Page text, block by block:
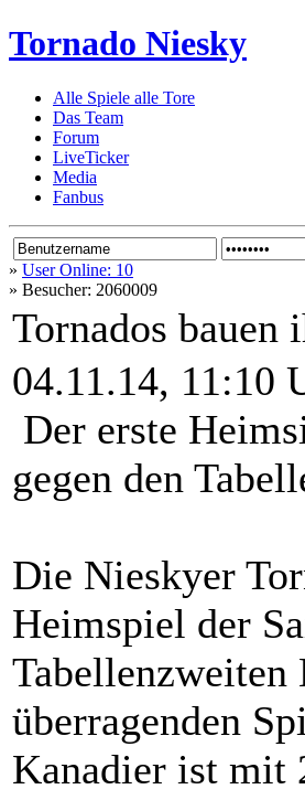
Tornado Niesky
Alle Spiele alle Tore
Das Team
Forum
LiveTicker
Media
Fanbus
» User Online: 10
» Besucher: 2060009
Tornados bauen
04.11.14, 11:10
Der erste
gegen den
Die Nieskyer
Heimspiel der
überragenden
Kanadier ist mit